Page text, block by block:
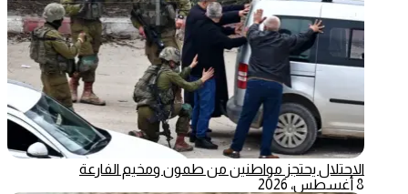
الاحتلال يحتجز مواطنين من طمون ومخيم الفارعة
8 أغسطس، 2026